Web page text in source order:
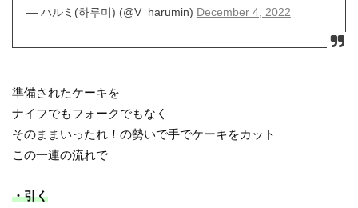
— ハルミ(하루미) (@V_harumin) December 4, 2022
準備されたケーキを
ナイフでもフォークでもなく
そのままいったれ！の勢いで手でケーキをカット
この一連の流れで
・引く